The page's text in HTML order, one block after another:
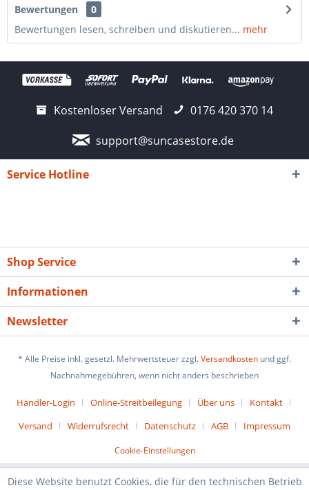
Bewertungen
0
Bewertungen lesen, schreiben und diskutieren... mehr
Kostenloser Versand
0176 420 370 14
support@suncasestore.de
Service Hotline
Shop Service
Informationen
Newsletter
* Alle Preise inkl. gesetzl. Mehrwertsteuer zzgl.Versandkosten und ggf.
Nachnahmegebühren, wenn nicht anders beschrieben
Händler-Login Online-Streitbeilegung Über uns
Kontakt
Versand
Widerrufsrecht Datenschutz AGB Impressum
Cookie-Einstellungen
Diese Website benutzt Cookies, die für den technischen Betrieb